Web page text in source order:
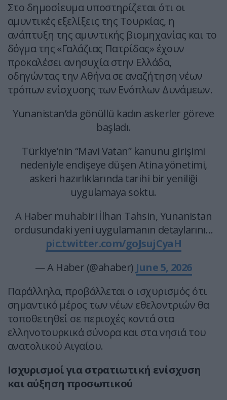
Στο δημοσίευμα υποστηρίζεται ότι οι
αμυντικές εξελίξεις της Τουρκίας, η
ανάπτυξη της αμυντικής βιομηχανίας και το
δόγμα της «Γαλάζιας Πατρίδας» έχουν
προκαλέσει ανησυχία στην Ελλάδα,
οδηγώντας την Αθήνα σε αναζήτηση νέων
τρόπων ενίσχυσης των Ενόπλων Δυνάμεων.
Yunanistan’da gönüllü kadın askerler göreve
başladı.
Türkiye’nin “Mavi Vatan” kanunu girişimi
nedeniyle endişeye düşen Atina yönetimi,
askeri hazırlıklarında tarihi bir yeniliği
uygulamaya soktu.
A Haber muhabiri İlhan Tahsin, Yunanistan
ordusundaki yeni uygulamanın detaylarını…
pic.twitter.com/goJsujCyaH
— A Haber (@ahaber) June 5, 2026
Παράλληλα, προβάλλεται ο ισχυρισμός ότι
σημαντικό μέρος των νέων εθελοντριών θα
τοποθετηθεί σε περιοχές κοντά στα
ελληνοτουρκικά σύνορα και στα νησιά του
ανατολικού Αιγαίου.
Ισχυρισμοί για στρατιωτική ενίσχυση
και αύξηση προσωπικού